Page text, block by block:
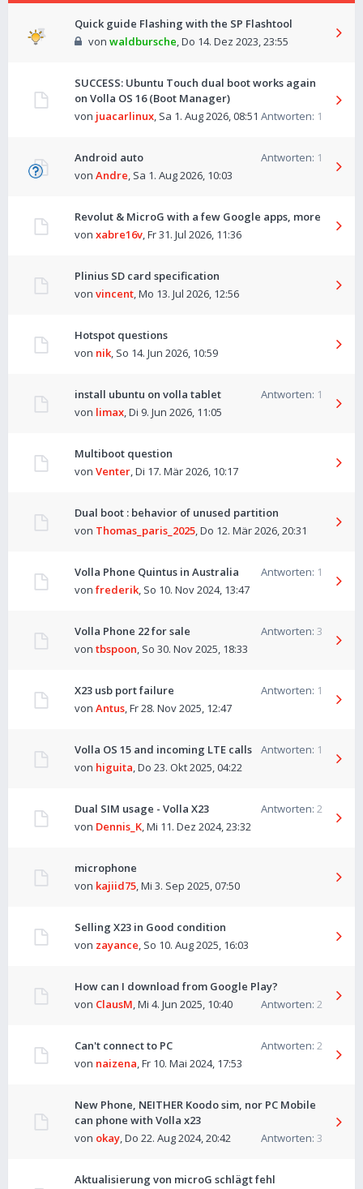
Quick guide Flashing with the SP Flashtool
von waldbursche,Do 14. Dez 2023, 23:55
SUCCESS: Ubuntu Touch dual boot works again
on Volla OS 16 (Boot Manager)
Antworten: 1
von juacarlinux, Sa 1. Aug 2026, 08:51
Android auto Antworten: 1
von Andre, Sa 1. Aug 2026, 10:03
Revolut & MicroG with a few Google apps, more
von xabre16v,Fr 31. Jul 2026, 11:36
Plinius SD card specification
von vincent,Mo 13. Jul 2026, 12:56
Hotspot questions
von nik, So 14. Jun 2026, 10:59
install ubuntu on volla tablet Antworten: 1
von limax,Di 9. Jun 2026, 11:05
Multiboot question
von Venter,Di 17. Mär 2026, 10:17
Dual boot : behavior of unused partition
von Thomas_paris_2025,Do 12. Mär 2026, 20:31
Volla Phone Quintus in Australia Antworten: 1
von frederik, So 10. Nov 2024, 13:47
Volla Phone 22 for sale Antworten: 3
von tbspoon, So 30. Nov 2025, 18:33
X23 usb port failure Antworten: 1
von Antus,Fr 28. Nov 2025, 12:47
Volla OS 15 and incoming LTE calls Antworten: 1
von higuita,Do 23. Okt 2025, 04:22
Dual SIM usage - Volla X23 Antworten: 2
von Dennis_K,Mi 11. Dez 2024, 23:32
microphone
von kajiid75,Mi 3. Sep 2025, 07:50
Selling X23 in Good condition
von zayance, So 10. Aug 2025, 16:03
How can I download from Google Play?
Antworten: 2
von ClausM,Mi 4. Jun 2025, 10:40
Can't connect to PC Antworten: 2
von naizena,Fr 10. Mai 2024, 17:53
New Phone, NEITHER Koodo sim, nor PC Mobile
can phone with Volla x23
Antworten: 3
von okay,Do 22. Aug 2024, 20:42
Aktualisierung von microG schlägt fehl